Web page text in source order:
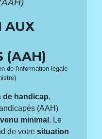
AUX
(AAH)
de l'information légale
de handicap,
(AAH)
minimal . Le
de votre situation